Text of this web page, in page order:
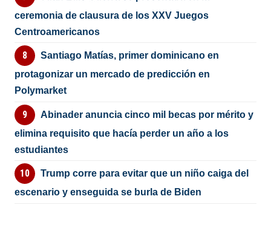
ceremonia de clausura de los XXV Juegos
Centroamericanos
Santiago Matías, primer dominicano en
protagonizar un mercado de predicción en
Polymarket
Abinader anuncia cinco mil becas por mérito y
elimina requisito que hacía perder un año a los
estudiantes
Trump corre para evitar que un niño caiga del
escenario y enseguida se burla de Biden